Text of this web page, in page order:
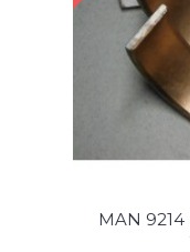
MAN 9214